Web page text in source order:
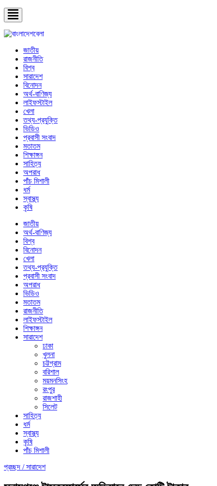
জাতীয়
রাজনীতি
বিশ্ব
সারাদেশ
বিনোদন
অর্থ-বাণিজ্য
লাইফস্টাইল
খেলা
তথ্য-প্রযুক্তি
ভিডিও
প্রবাসী সংবাদ
মতাতম
শিক্ষাঙ্গন
সাহিত্য
অপরাধ
পাঁচ মিশালী
ধর্ম
স্বাস্থ্য
কৃষি
জাতীয়
অর্থ-বাণিজ্য
বিশ্ব
বিনোদন
খেলা
তথ্য-প্রযুক্তি
প্রবাসী সংবাদ
অপরাধ
ভিডিও
মতাতম
রাজনীতি
লাইফস্টাইল
শিক্ষাঙ্গন
সারাদেশ
ঢাকা
খুলনা
চট্টগ্রাম
বরিশাল
ময়মনসিংহ
রংপুর
রাজশাহী
সিলেট
সাহিত্য
ধর্ম
স্বাস্থ্য
কৃষি
পাঁচ মিশালী
প্রচ্ছদ /সারাদেশ